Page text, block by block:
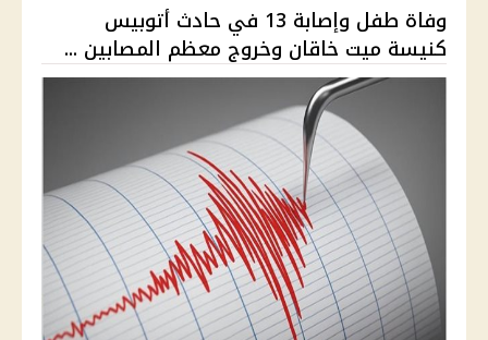
وفاة طفل وإصابة 13 في حادث أتوبيس
كنيسة ميت خاقان وخروج معظم المصابين ...